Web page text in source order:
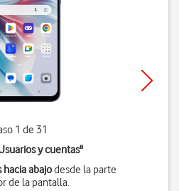
1 de 31
y cuentas"
hacia abajodesde la parte
de la pantalla.